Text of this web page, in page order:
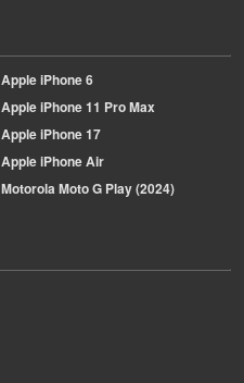
AppleiPhone 6
AppleiPhone 11 Pro Max
AppleiPhone 17
AppleiPhone Air
MotorolaMoto G Play (2024)